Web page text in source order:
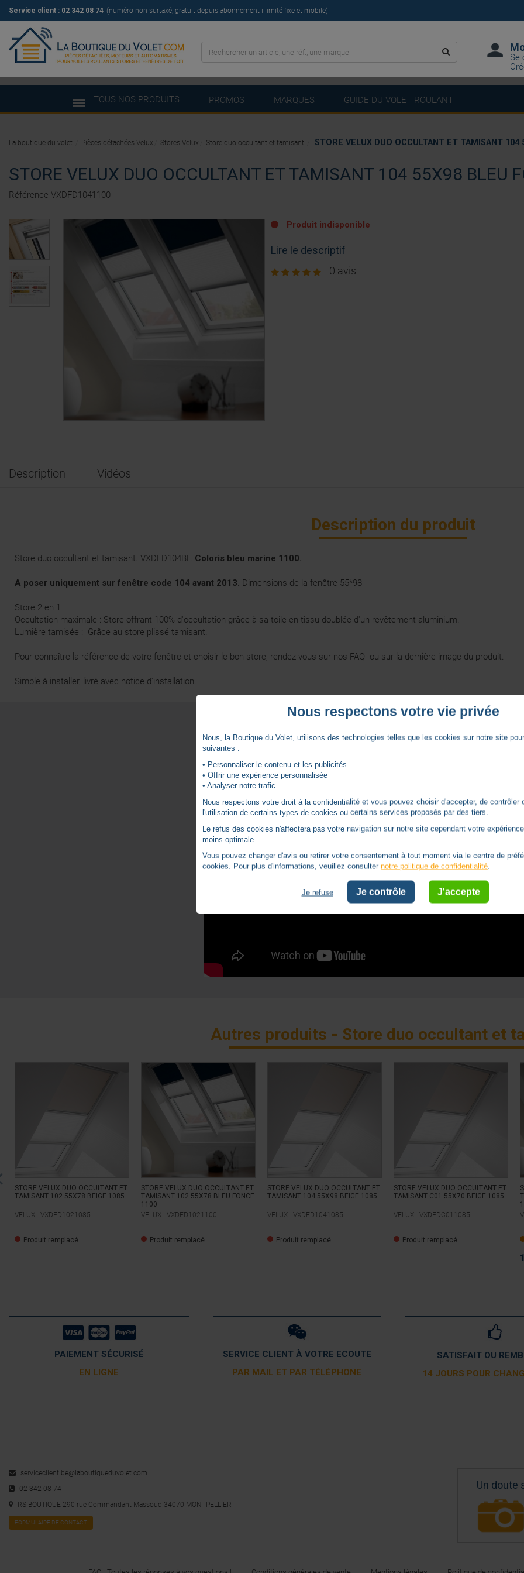
Service client : 02 342 08 74 (numéro non surtaxé, gratuit depuis abonnement illimité fixe et mobile)
Se
TOUS NOS PRODUITS PROMOS MARQUES GUIDE DU VOLET ROULANT
STORE VELUX DUO OCCULTANT ET TAMISANT 104 55X98 BLEU
Référence VXDFD1041100
Produit indisponible
Lire le descriptif
0 avis
Description Vidéos
Description du produit
Store duo occultant et tamisant. VXDFD104BF. Coloris bleu marine 1100.
A poser uniquement sur fenêtre code 104 avant 2013. Dimensions de la fenêtre 55*98
Store 2 en 1 :
Occultation maximale : Store offrant 100% d'occultation grâce à sa toile en tissu doublée d'un revêtement aluminium.
Lumière tamisée : Grâce au store plissé tamisant.
Pour connaître la référence de votre fenêtre et choisir le bon store, rendez-vous sur nos FAQ ou sur la dernière image du produit.
Simple à installer, livré avec notice d'installation.
Vidéos
Autres produits - Store duo occultant et
STORE VELUX DUO OCCULTANT ET
TAMISANT 102 55X78 BEIGE 1085
VELUX - VXDFD1021085
Produit remplacé
STORE VELUX DUO OCCULTANT ET
TAMISANT 102 55X78 BLEU FONCE
1100
VELUX - VXDFD1021100
Produit remplacé
STORE VELUX DUO OCCULTANT ET
TAMISANT 104 55X98 BEIGE 1085
VELUX - VXDFD1041085
Produit remplacé
STORE VELUX DUO OCCULTANT ET
TAMISANT C01 55X70 BEIGE 1085
VELUX - VXDFDC011085
Produit remplacé
La boutique du volet Pièces détachées Velux Stores Velux Store duo occultant et tamisant STORE VELUX DUO OCCULTANT ET TAMISANT 104
PAIEMENT SÉCURISÉ
EN LIGNE
SERVICE CLIENT À VOTRE ECOUTE
PAR MAIL ET PAR TÉLÉPHONE
SATISFAIT OU
14 JOURS POUR
serviceclient.be@laboutiqueduvolet.com
02 342 08 74
RS BOUTIQUE 290 rue Commandant Massoud 34070 MONTPELLIER
FORMULAIRE DE CONTACT
Un doute
Nous respectons votre vie privée
Nous, la Boutique du Volet, utilisons des technologies telles que les cookies sur notre site
suivantes :
• Personnaliser le contenu et les publicités
• Offrir une expérience personnalisée
• Analyser notre trafic.
Nous respectons votre droit à la confidentialité et vous pouvez choisir d'accepter, de contrôler
l'utilisation de certains types de cookies ou certains services proposés par des tiers.
Le refus des cookies n'affectera pas votre navigation sur notre site cependant votre
moins optimale.
Vous pouvez changer d'avis ou retirer votre consentement à tout moment via le centre de
cookies. Pour plus d'informations, veuillez consulternotre politique de confidentialité.
Je refuse Je contrôle J'accepte